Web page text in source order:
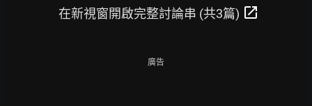
在新視窗開啟完整討論串 (共3篇) open_in_new
廣告